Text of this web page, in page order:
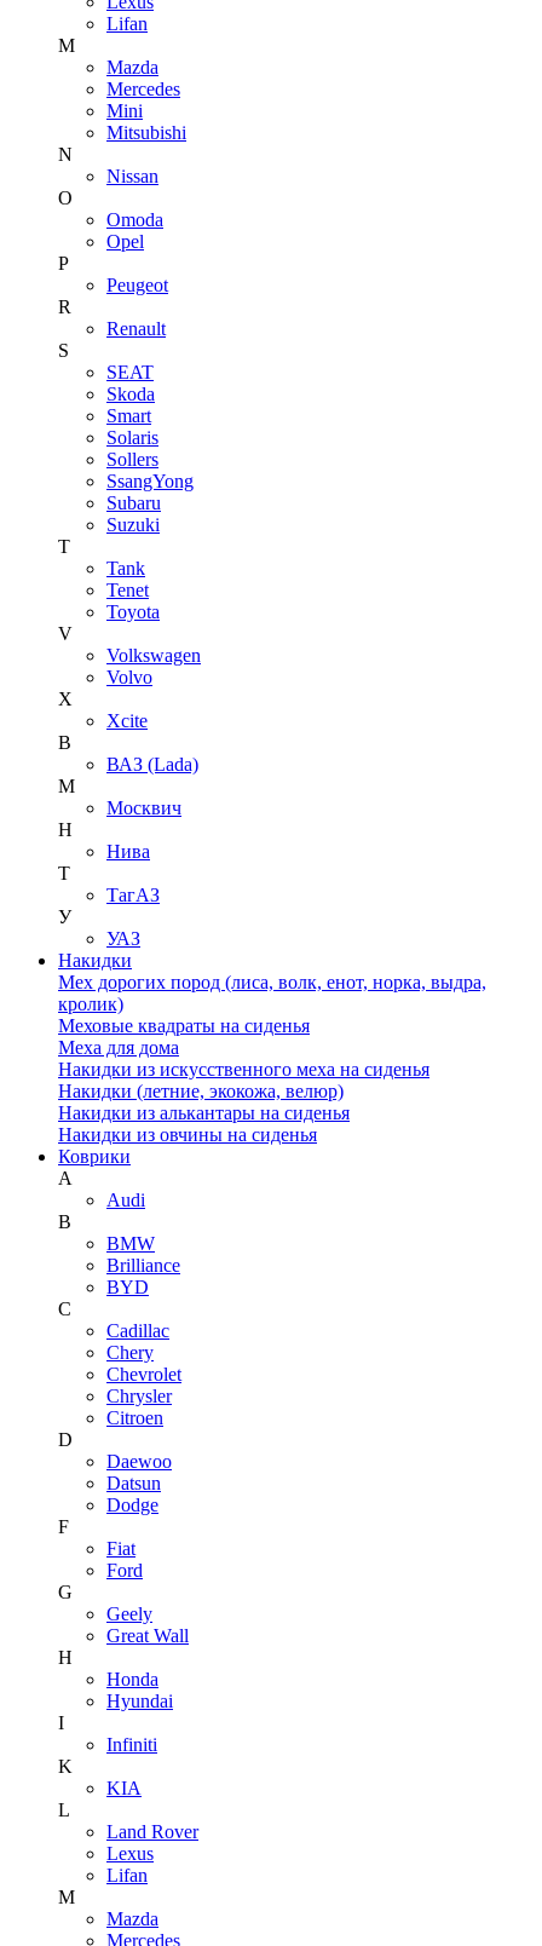
Lifan
M
Mazda
Mercedes
Mini
Mitsubishi
N
Nissan
O
Omoda
Opel
P
Peugeot
R
Renault
S
SEAT
Skoda
Smart
Solaris
Sollers
SsangYong
Subaru
Suzuki
T
Tank
Tenet
Toyota
V
Volkswagen
Volvo
X
Xcite
В
ВАЗ (Lada)
М
Москвич
Н
Нива
Т
ТагАЗ
У
УАЗ
Накидки
Мех дорогих пород (лиса, волк, енот, норка, выдра,
кролик)
Меховые квадраты на сиденья
Меха для дома
Накидки из искусственного меха на сиденья
Накидки (летние, экокожа, велюр)
Накидки из алькантары на сиденья
Накидки из овчины на сиденья
Коврики
A
Audi
B
BMW
Brilliance
BYD
C
Cadillac
Chery
Chevrolet
Chrysler
Citroen
D
Daewoo
Datsun
Dodge
F
Fiat
Ford
G
Geely
Great Wall
H
Honda
Hyundai
I
Infiniti
K
KIA
L
Land Rover
Lexus
Lifan
M
Mazda
Mercedes